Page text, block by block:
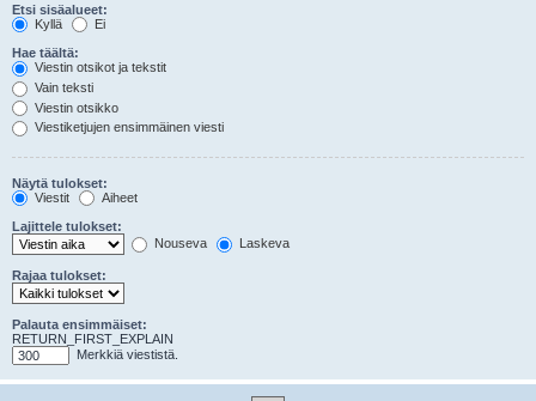
Etsi sisäalueet:
Kyllä
Ei
Hae täältä:
Viestin otsikot ja tekstit
Vain teksti
Viestin otsikko
Viestiketjujen ensimmäinen viesti
Näytä tulokset:
Viestit
Aiheet
Lajittele tulokset:
Nouseva
Laskeva
Rajaa tulokset:
Palauta ensimmäiset:
RETURN_FIRST_EXPLAIN
Merkkiä viestistä.